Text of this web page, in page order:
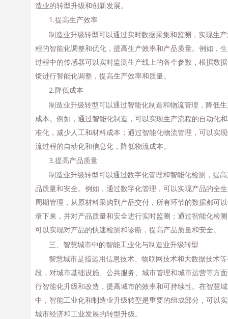
造业的转型升级和创新发展。
1.提高生产效率
制造业升级转型可以通过实时数据采集和监测，实现生
程的智能化调整和优化，提高生产效率和产品质量。例如，
过程中的传感器可以实时监测生产线上的各个参数，根据数
馈进行智能化调整，提高生产效率和质量。
2.降低成本
制造业升级转型可以通过智能化制造和物流管理，降低
成本。例如，通过智能化制造，可以实现生产流程的自动化
准化，减少人工和材料成本；通过智能化物流管理，可以实
流过程的自动化和信息化，降低物流成本。
3.提高产品质量
制造业升级转型可以通过数字化管理和智能化检测，提
品质量和安全。例如，通过数字化管理，可以实现产品的全
周期管理，从原材料采购到产品交付，所有环节的数据都可
录下来，并对产品质量和安全进行实时监测；通过智能化检
可以实现对产品的快速检测和诊断，提高产品质量和安全。
三、智慧城市中的智能工业化与制造业升级转型
智慧城市是指运用信息技术、物联网技术和大数据技术
段，对城市基础设施、公共服务、城市管理和城市运营等方
行智能化升级和改造，提高城市的效率和可持续性。在智慧
中，智能工业化和制造业升级转型是重要的组成部分，可以
城市经济和工业发展的转型升级。